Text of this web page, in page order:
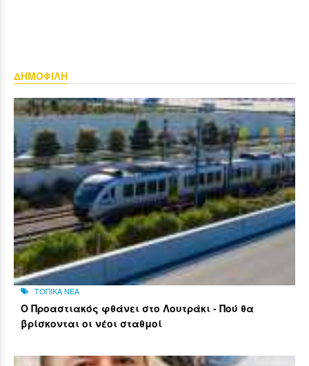
ΔΗΜΟΦΙΛΗ
ΤΟΠΙΚΑ ΝΕΑ
Ο Προαστιακός φθάνει στο Λουτράκι - Πού θα
βρίσκονται οι νέοι σταθμοί